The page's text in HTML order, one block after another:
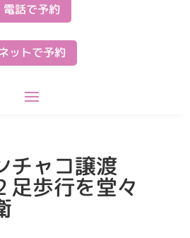
電話で予約
ットで予約
チャコ譲渡
足歩行を堂々